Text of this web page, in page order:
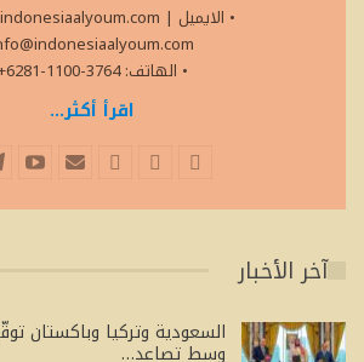
• الايميل |
• الهاتف: 3764-1100-6281+
اقرأ أكثر...
آخر الأخبار
السعودية وتركيا وباكستان
وسط تصاعد…